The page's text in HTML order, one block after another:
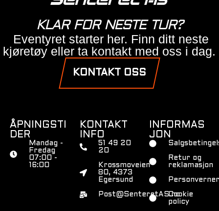
KLAR FOR NESTE TUR?
Eventyret starter her. Finn ditt neste
kjøretøy eller ta kontakt med oss i dag.
KONTAKT OSS
ÅPNINGSTI
DER
Mandag -
Fredag
07:00 -
16:00
KONTAKT
INFO
51 49 20
20
Krossmoveien
80, 4373
Egersund
Post@SenteretAS.no
INFORMAS
JON
Retur og
reklamasjon
Cookie
policy